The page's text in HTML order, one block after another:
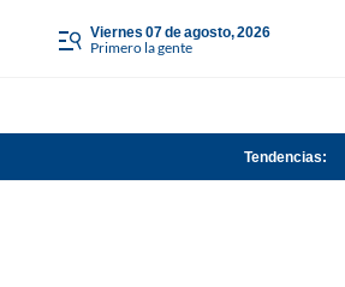
viernes 07 de agosto, 2026
Primero la gente
Tendencias: